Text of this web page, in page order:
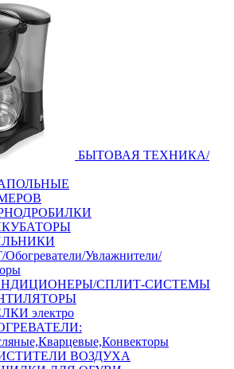
БЫТОВАЯ ТЕХНИКА/
Увлажнители/
СПЛИТ-СИСТЕМЫ
электро
ВОЗДУХА